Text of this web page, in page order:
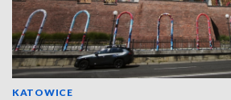
KATOWICE